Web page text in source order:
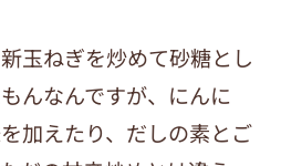
玉ねぎを炒めて砂糖とし
んなんですが、にんに
加えたり、だしの素とご